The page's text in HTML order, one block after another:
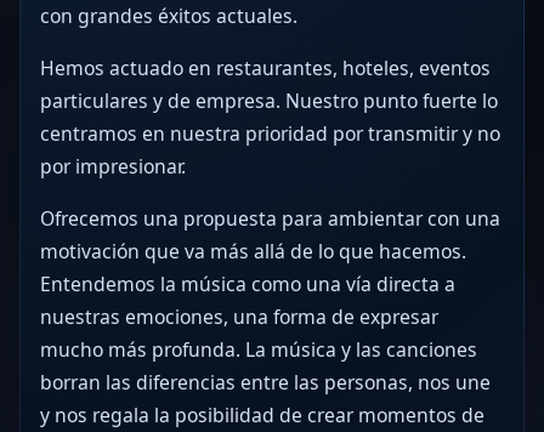
con grandes éxitos actuales.
Hemos actuado en restaurantes, hoteles, eventos
particulares y de empresa. Nuestro punto fuerte lo
centramos en nuestra prioridad por transmitir y no
por impresionar.
Ofrecemos una propuesta para ambientar con una
motivación que va más allá de lo que hacemos.
Entendemos la música como una vía directa a
nuestras emociones, una forma de expresar
mucho más profunda. La música y las canciones
borran las diferencias entre las personas, nos une
y nos regala la posibilidad de crear momentos de